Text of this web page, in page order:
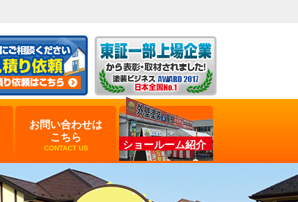
お問い合わせは
こちら
CONTACT US ショールーム紹介